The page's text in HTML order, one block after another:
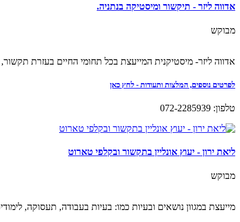
אדווה ליזר - תיקשור ומיסטיקה בנתניה.
מבוקש
אדווה ליזר- מיסטיקנית המייעצת בכל תחומי החיים בעזרת
לפרטים נוספים, המלצות ותעודות - לחץ כאן
טלפון: 072-2285939
ליאת ירון - יעוץ אונליין בתקשור ובקלפי טארוט
מבוקש
מייעצת במגוון נושאים ובעיות כמו: בעיות בעבודה, תעסוקה,